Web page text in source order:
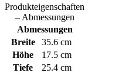
Produkteigenschaften
– Abmessungen
Abmessungen
Breite
35.6 cm
Höhe
17.5 cm
Tiefe
25.4 cm